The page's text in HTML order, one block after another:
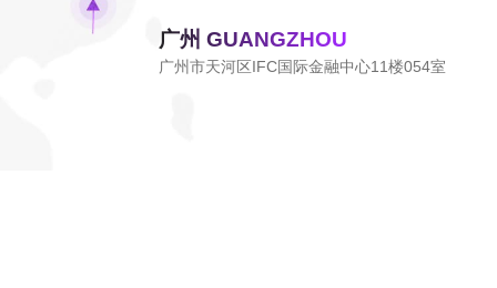
广州 GUANGZHOU
广州市天河区IFC国际金融中心11楼054室